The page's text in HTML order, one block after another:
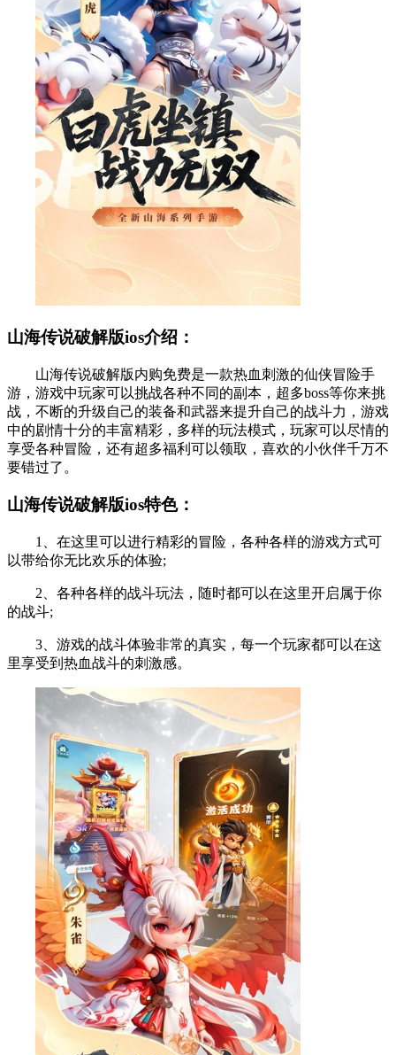
山海传说破解版ios介绍：
山海传说破解版内购免费是一款热血刺激的仙侠冒险手
游，游戏中玩家可以挑战各种不同的副本，超多boss等你来挑
战，不断的升级自己的装备和武器来提升自己的战斗力，游戏
中的剧情十分的丰富精彩，多样的玩法模式，玩家可以尽情的
享受各种冒险，还有超多福利可以领取，喜欢的小伙伴千万不
要错过了。
山海传说破解版ios特色：
1、在这里可以进行精彩的冒险，各种各样的游戏方式可
以带给你无比欢乐的体验;
2、各种各样的战斗玩法，随时都可以在这里开启属于你
的战斗;
3、游戏的战斗体验非常的真实，每一个玩家都可以在这
里享受到热血战斗的刺激感。